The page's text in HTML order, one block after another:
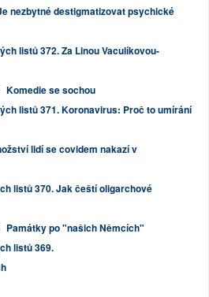
nezbytné destigmatizovat psychické
listů 372. Za Linou Vaculíkovou-
Komedie se sochou
listů 371. Koronavirus: Proč to umírání
lidí se covidem nakazí v
listů 370. Jak čeští oligarchové
Památky po "našich Němcích"
listů 369.